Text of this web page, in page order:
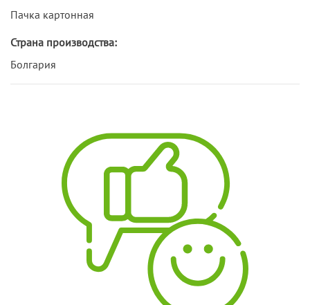
Пачка картонная
Страна производства:
Болгария